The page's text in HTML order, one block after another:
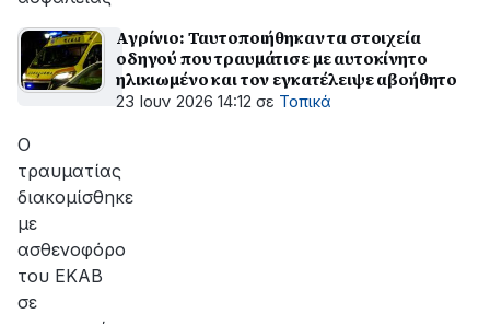
Αγρίνιο: Ταυτοποιήθηκαν τα στοιχεία
οδηγού που τραυμάτισε με αυτοκίνητο
ηλικιωμένο και τον εγκατέλειψε αβοήθητο
23 Ιουν 2026 14:12 σε Τοπικά
Ο
τραυματίας
διακομίσθηκε
με
ασθενοφόρο
του ΕΚΑΒ
σε